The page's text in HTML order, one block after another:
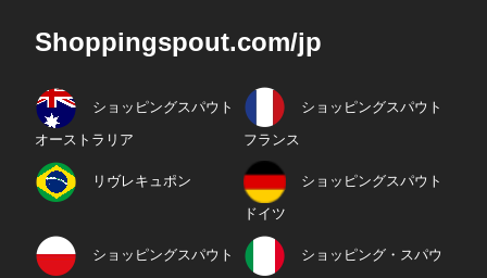
Shoppingspout.com/jp
ショッピングスパウト
オーストラリア
ショッピングスパウト
フランス
リヴレキュポン ショッピングスパウト
ドイツ
ショッピングスパウト ショッピング・スパウ